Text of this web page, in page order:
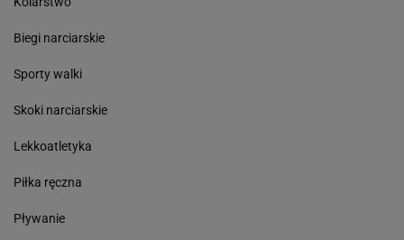
Biegi narciarskie
Sporty walki
Skoki narciarskie
Lekkoatletyka
Piłka ręczna
Pływanie